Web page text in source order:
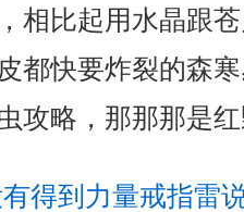
相比起用水晶跟
都快要炸裂的森
攻略，那那那是
有得到力量戒指雷